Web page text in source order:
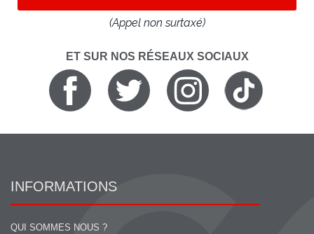
(Appel non surtaxé)
ET SUR NOS RÉSEAUX SOCIAUX
INFORMATIONS
QUI SOMMES NOUS ?